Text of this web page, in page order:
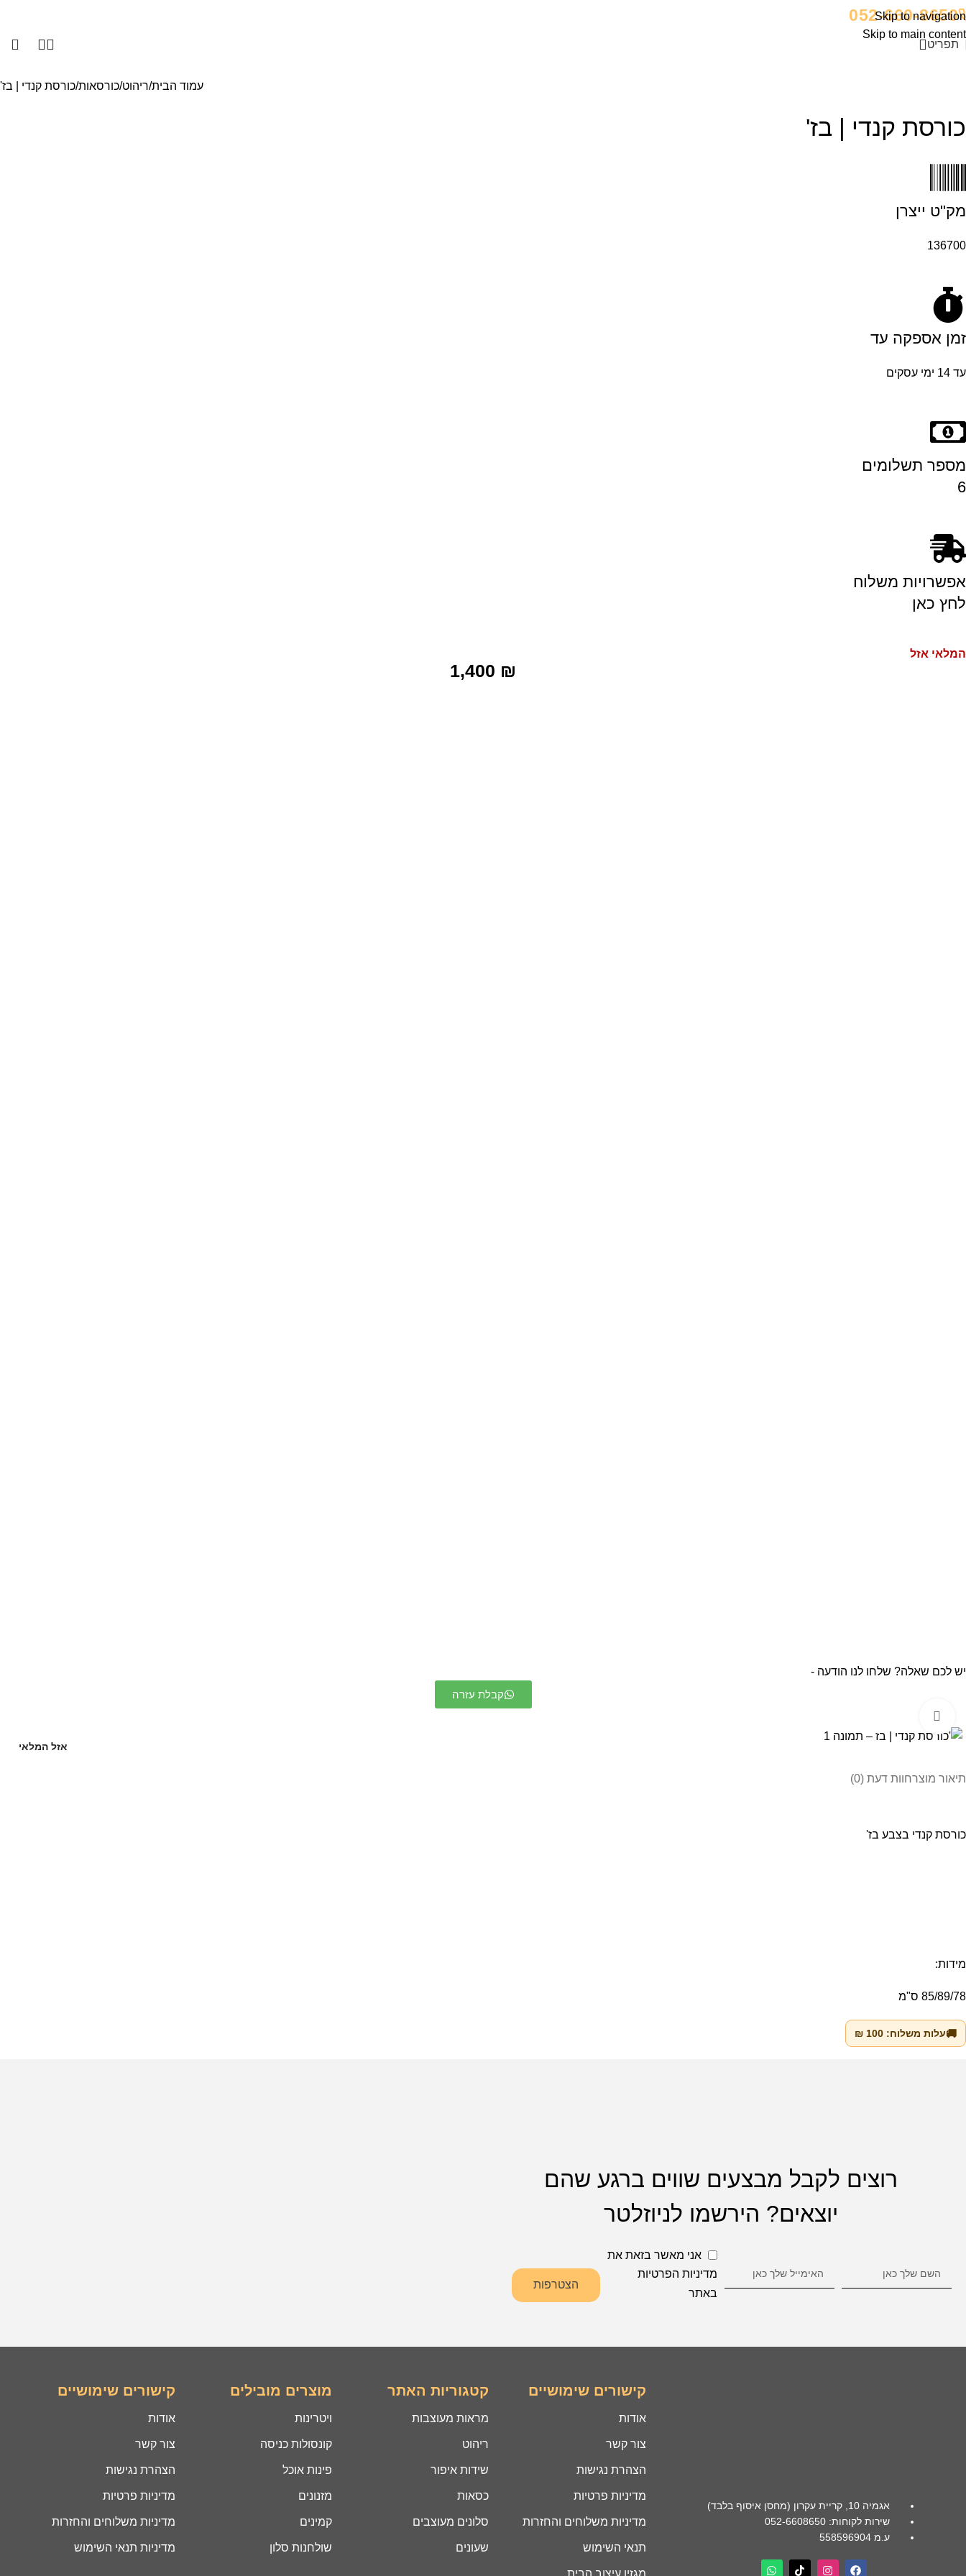
Skip to navigation
Skip to main content
052-660-8650
תפריט
עמוד הבית ריהוט כורסאות כורסת קנדי | בז'
כורסת קנדי | בז'
מק"ט ייצרן
136700
זמן אספקה עד
עד 14 ימי עסקים
מספר תשלומים
6
אפשרויות משלוח
לחץ כאן
המלאי אזל
1,400 ₪
יש לכם שאלה? שלחו לנו הודעה -
קבלת עזרה
אזל המלאי
תיאור מוצרחוות דעת (0)
כורסת קנדי בצבע בז'
מידות:
85/89/78 ס"מ
🚚עלות משלוח: 100
₪
רוצים לקבל מבצעים שווים ברגע שהם
יוצאים? הירשמו לניוזלטר
אני מאשר בזאת את
מדיניות הפרטיות
באתר
הצטרפות
אגמיה 10, קריית עקרון (מחסן איסוף בלבד)
שירות לקוחות: 052-6608650
ע.מ 558596904
קישורים שימושיים
אודות
צור קשר
הצהרת נגישות
מדיניות פרטיות
מדיניות משלוחים והחזרות
תנאי השימוש
קטגוריות האתר
מראות מעוצבות
ריהוט
שידות איפור
כסאות
סלונים מעוצבים
שעונים
מוצרים מובילים
ויטרינות
קונסולות כניסה
פינות אוכל
מזנונים
קמינים
שולחנות סלון
קישורים שימושיים
אודות
צור קשר
הצהרת נגישות
מדיניות פרטיות
מדיניות משלוחים והחזרות
מדיניות תנאי השימוש